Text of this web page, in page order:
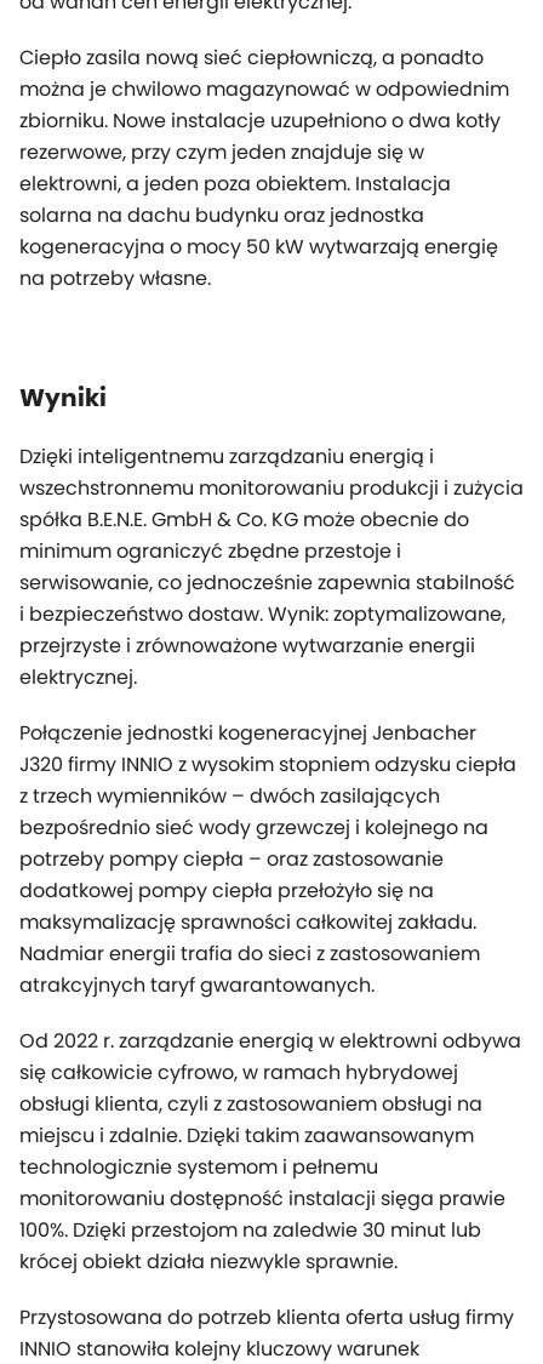
Ciepło zasila nową sieć ciepłowniczą, a ponadto
można je chwilowo magazynować w odpowiednim
zbiorniku. Nowe instalacje uzupełniono o dwa kotły
rezerwowe, przy czym jeden znajduje się w
elektrowni, a jeden poza obiektem. Instalacja
solarna na dachu budynku oraz jednostka
kogeneracyjna o mocy 50 kW wytwarzają energię
na potrzeby własne.
Wyniki
Dzięki inteligentnemu zarządzaniu energią i
wszechstronnemu monitorowaniu produkcji i zużycia
spółka B.E.N.E. GmbH & Co. KG może obecnie do
minimum ograniczyć zbędne przestoje i
serwisowanie, co jednocześnie zapewnia stabilność
i bezpieczeństwo dostaw. Wynik: zoptymalizowane,
przejrzyste i zrównoważone wytwarzanie energii
elektrycznej.
Połączenie jednostki kogeneracyjnej Jenbacher
J320 firmy INNIO z wysokim stopniem odzysku ciepła
z trzech wymienników – dwóch zasilających
bezpośrednio sieć wody grzewczej i kolejnego na
potrzeby pompy ciepła – oraz zastosowanie
dodatkowej pompy ciepła przełożyło się na
maksymalizację sprawności całkowitej zakładu.
Nadmiar energii trafia do sieci z zastosowaniem
atrakcyjnych taryf gwarantowanych.
Od 2022 r. zarządzanie energią w elektrowni odbywa
się całkowicie cyfrowo, w ramach hybrydowej
obsługi klienta, czyli z zastosowaniem obsługi na
miejscu i zdalnie. Dzięki takim zaawansowanym
technologicznie systemom i pełnemu
monitorowaniu dostępność instalacji sięga prawie
100%. Dzięki przestojom na zaledwie 30 minut lub
krócej obiekt działa niezwykle sprawnie.
Przystosowana do potrzeb klienta oferta usług firmy
INNIO stanowiła kolejny kluczowy warunek